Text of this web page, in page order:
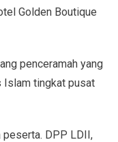
Golden Boutique
penceramah yang
Islam tingkat pusat
DPP LDII,